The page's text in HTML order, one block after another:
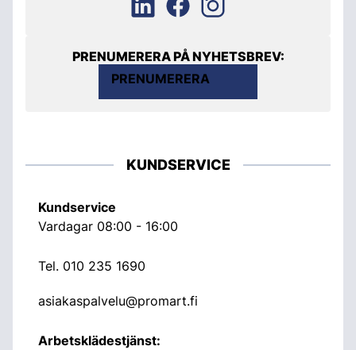
PRENUMERERA PÅ NYHETSBREV:
PRENUMERERA
KUNDSERVICE
Kundservice
Vardagar 08:00 - 16:00
Tel. 010 235 1690
asiakaspalvelu@promart.fi
Arbetsklädestjänst: